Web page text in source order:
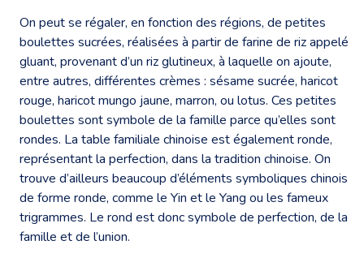
On peut se régaler, en fonction des régions, de petites
boulettes sucrées, réalisées à partir de farine de riz appelé
gluant, provenant d’un riz glutineux, à laquelle on ajoute,
entre autres, différentes crèmes : sésame sucrée, haricot
rouge, haricot mungo jaune, marron, ou lotus. Ces petites
boulettes sont symbole de la famille parce qu’elles sont
rondes. La table familiale chinoise est également ronde,
représentant la perfection, dans la tradition chinoise. On
trouve d’ailleurs beaucoup d’éléments symboliques chinois
de forme ronde, comme le Yin et le Yang ou les fameux
trigrammes. Le rond est donc symbole de perfection, de la
famille et de l’union.